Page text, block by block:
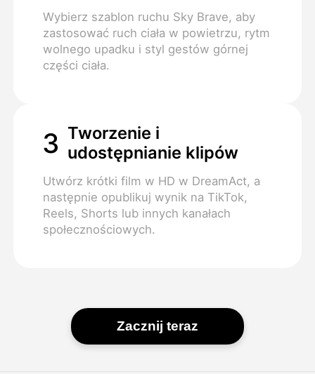
Wybierz szablon ruchu Sky Brave, aby
zastosować ruch ciała w powietrzu, rytm
wolnego upadku i styl gestów górnej
części ciała.
3 Tworzenie i
udostępnianie klipów
Utwórz krótki film w HD w DreamAct, a
następnie opublikuj wynik na TikTok,
Reels, Shorts lub innych kanałach
społecznościowych.
Zacznij teraz